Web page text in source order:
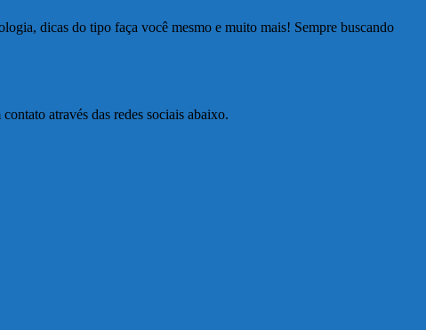
dicas do tipo faça você mesmo e muito mais! Sempre buscando
através das redes sociais abaixo.